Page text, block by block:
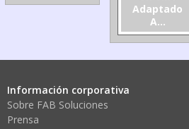
Adaptado
A...
Información corporativa
Sobre FAB Soluciones
Prensa